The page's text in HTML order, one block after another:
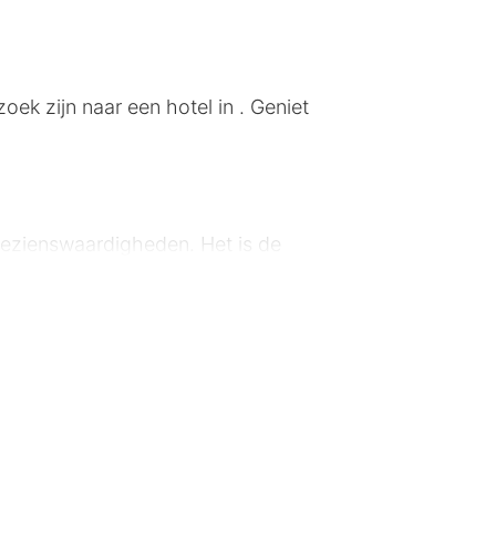
zijn naar een hotel in . Geniet
Het is de
is gemakkelijk bereikbaar, en